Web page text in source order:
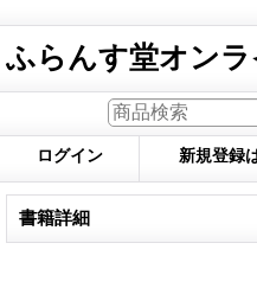
ふらんす堂オン
ログイン 新規登録
書籍詳細